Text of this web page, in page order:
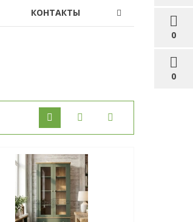
0
0
КОНТАКТЫ